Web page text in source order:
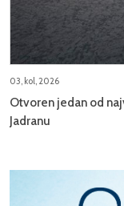
03, kol, 2026
Otvoren jedan od
Jadranu